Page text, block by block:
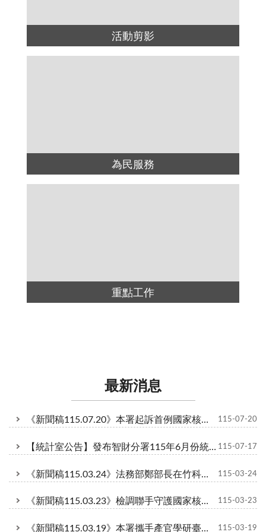
活動剪影
為民服務
重點工作
最新消息
《新聞稿115.07.20》本署起訴首例國家核心關鍵技術營業秘密意圖外流大陸案 嚴懲不法 捍衛臺灣科技命脈。（詳附件新聞稿） 115-07-20
【統計室公告】發布智財分署115年6月份統計資料 115-07-17
《新聞稿115.03.24》法務部鄭部長在竹科與各界座談核心關鍵技術營業秘密 公私協力築國安網阻竊密。（詳附件新聞稿） 115-03-24
《新聞稿115.03.23》檢調聯手守護國家核心關鍵技術 本署張檢察長前往新竹市調查站感謝同仁辛勞。（詳附件新聞稿） 115-03-23
《新聞稿115.03.19》本署攜手產官學研臺中座談 以法為盾守護國家核心關鍵技術。（詳附件新聞稿） 115-03-19